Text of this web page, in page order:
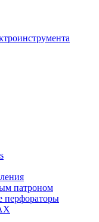
патроном
перфораторы